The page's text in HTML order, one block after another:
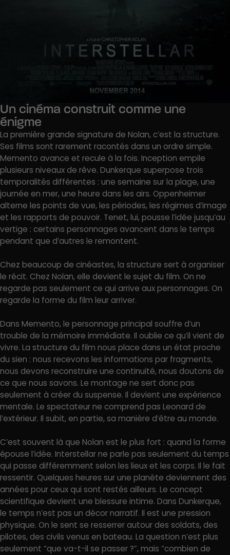
Un cinéma construit comme une
énigme
La première grande signature de Nolan, c’est la structure.
Ses films sont rarement racontés dans un ordre simple.
Memento avance et recule à la fois. Inception empile
plusieurs niveaux de rêve. Dunkerque superpose trois
temporalités différentes : une semaine sur la plage, une
journée en mer, une heure dans les airs. Oppenheimer
alterne les points de vue, les périodes, les régimes d’image
et les rapports de pouvoir. Tenet, lui, pousse l’idée jusqu’au
vertige : certains personnages avancent dans le temps
pendant que d’autres le remontent.
Chez beaucoup de cinéastes, la structure sert à organiser
le récit. Chez Nolan, elle devient le sujet du film. On ne
regarde pas seulement ce qui arrive aux personnages. On
regarde la forme du film leur arriver.
Dans Memento, le personnage principal souffre d’un
trouble de la mémoire immédiate. Il oublie ce qu’il vient de
vivre. La structure du film nous place dans un état proche
du sien : nous recevons les informations par fragments,
nous devons reconstruire une continuité, nous doutons de
ce que nous savons. Le montage ne sert donc pas
seulement à créer du suspense. Il devient une expérience
mentale. Le spectateur ne comprend pas Leonard de
l’extérieur. Il subit, en partie, sa manière d’être au monde.
C’est souvent là que Nolan est le plus fort : quand la forme
épouse l’idée. Interstellar ne parle pas seulement du temps
qui passe différemment selon les lieux et les corps. Il le fait
ressentir. Quelques heures sur une planète deviennent des
années pour ceux qui sont restés ailleurs. Le concept
scientifique devient une blessure intime. Dans Dunkerque,
le temps n’est pas un décor narratif. Il est une pression
physique. On le sent se resserrer autour des soldats, des
pilotes, des civils venus en bateau. La question n’est plus
seulement “que va-t-il se passer ?”, mais “combien de